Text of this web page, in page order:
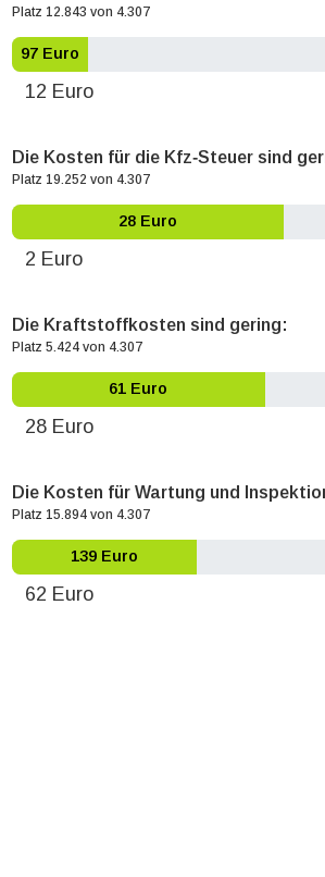
Platz 12.843 von 4.307
97 Euro
12 Euro
Die Kosten für die Kfz‐Steuer sind
Platz 19.252 von 4.307
28 Euro
2 Euro
Die Kraftstoffkosten sind gering:
Platz 5.424 von 4.307
61 Euro
28 Euro
Die Kosten für Wartung und
Platz 15.894 von 4.307
139 Euro
62 Euro